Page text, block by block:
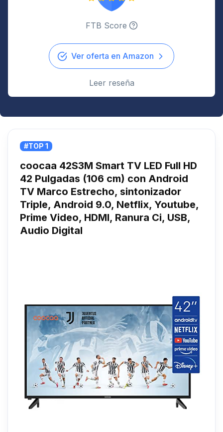
FTB Score
Ver oferta en Amazon
Leer reseña
#TOP 1
coocaa 42S3M Smart TV LED Full HD
42 Pulgadas (106 cm) con Android
TV Marco Estrecho, sintonizador
Triple, Android 9.0, Netflix, Youtube,
Prime Video, HDMI, Ranura Ci, USB,
Audio Digital